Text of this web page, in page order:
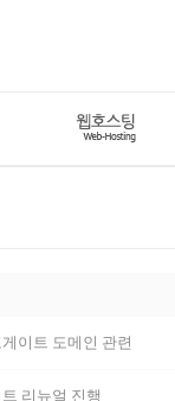
이트 도메인 관련
리뉴얼 진행